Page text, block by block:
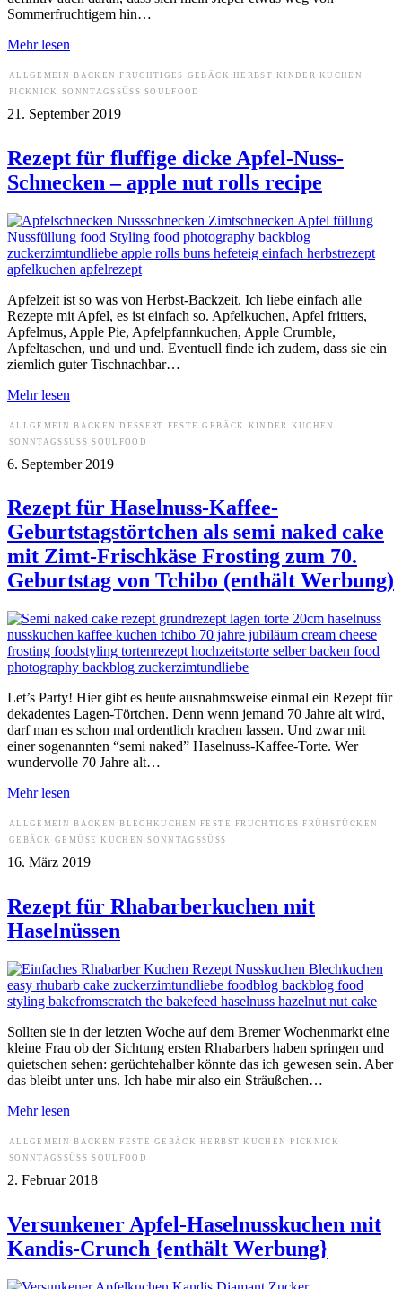
Sommerfruchtigem hin…
Mehr lesen
ALLGEMEIN BACKEN FRUCHTIGES GEBÄCK HERBST KINDER
KUCHEN
PICKNICK
SONNTAGSSÜSS SOULFOOD
21. September 2019
Rezept für fluffige dicke Apfel-Nuss-
Schnecken – apple nut rolls recipe
Apfelzeit ist so was von Herbst-Backzeit. Ich liebe einfach alle
Rezepte mit Apfel, es ist einfach so. Apfelkuchen, Apfel fritters,
Apfelmus, Apple Pie, Apfelpfannkuchen, Apple Crumble,
Apfeltaschen, und und und. Eventuell finde ich zudem, dass sie ein
ziemlich guter Tischnachbar…
Mehr lesen
ALLGEMEIN BACKEN DESSERT FESTE GEBÄCK KINDER
KUCHEN
SONNTAGSSÜSS
SOULFOOD
6. September 2019
Rezept für Haselnuss-Kaffee-
Geburtstagstörtchen als semi naked cake
mit Zimt-Frischkäse Frosting zum 70.
Geburtstag von Tchibo (enthält Werbung)
Let’s Party! Hier gibt es heute ausnahmsweise einmal ein Rezept für
dekadentes Lagen-Törtchen. Denn wenn jemand 70 Jahre alt wird,
darf man es schon mal ordentlich krachen lassen. Und zwar mit
einer sogenannten “semi naked” Haselnuss-Kaffee-Torte. Wer
wundervolle 70 Jahre alt…
Mehr lesen
ALLGEMEIN BACKEN BLECHKUCHEN FESTE FRUCHTIGES FRÜHSTÜCKEN
GEBÄCK
GEMÜSE KUCHEN SONNTAGSSÜSS
16. März 2019
Rezept für Rhabarberkuchen mit
Haselnüssen
Sollten sie in der letzten Woche auf dem Bremer Wochenmarkt eine
kleine Frau ob der Sichtung ersten Rhabarbers haben springen und
quietschen sehen: gerüchtehalber könnte das ich gewesen sein. Aber
das bleibt unter uns. Ich habe mir also ein Sträußchen…
Mehr lesen
ALLGEMEIN BACKEN FESTE GEBÄCK HERBST KUCHEN
PICKNICK
SONNTAGSSÜSS
SOULFOOD
2. Februar 2018
Versunkener Apfel-Haselnusskuchen mit
Kandis-Crunch {enthält Werbung}